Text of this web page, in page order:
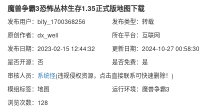
魔兽争霸3恐怖丛林生存1.35正式版地图下载
发布用户：bity_1700368256
发布类型：转载
原创作者：dx_well
所在平台：互联网
发布日期：2023-02-15 12:44:32
更新日期：2024-10-27 00:58:30
是否开源：否
是否免费：是
审核人员： 系统怪(违规侵权资源，点击直接联系可快速删除！)
模组标签：地图
运行环境：魔兽争霸3
浏览次数：128